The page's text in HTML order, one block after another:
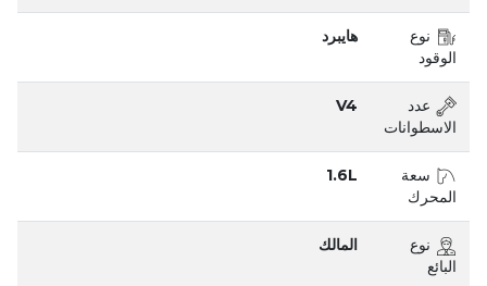
نوع
الوقود
هايبرد
عدد
الاسطوانات
V4
سعة
المحرك
1.6L
نوع
البائع
المالك